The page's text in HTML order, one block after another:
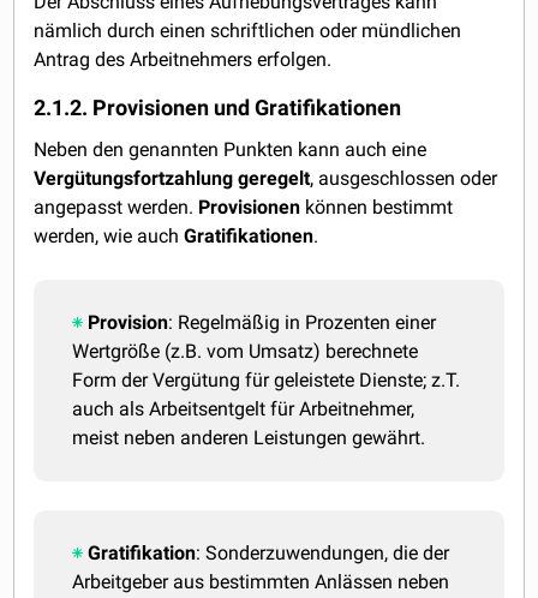
nämlich durch einen schriftlichen oder mündlichen
Antrag des Arbeitnehmers erfolgen.
2.1.2. Provisionen und Gratifikationen
Neben den genannten Punkten kann auch eine
Vergütungsfortzahlung geregelt, ausgeschlossen oder
angepasst werden. Provisionen können bestimmt
werden, wie auchGratifikationen.
Provision: Regelmäßig in Prozenten einer
Wertgröße (z.B. vom Umsatz) berechnete
Form der Vergütung für geleistete Dienste; z.T.
auch als Arbeitsentgelt für Arbeitnehmer,
meist neben anderen Leistungen gewährt.
Gratifikation: Sonderzuwendungen, die der
Arbeitgeber aus bestimmten Anlässen neben